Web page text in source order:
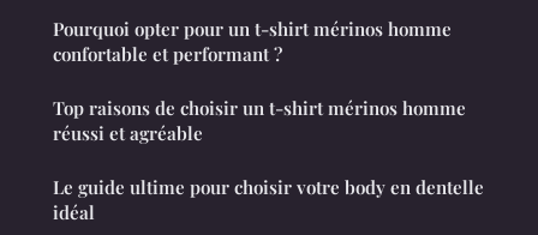
Pourquoi opter pour un t-shirt mérinos homme
confortable et performant ?
Top raisons de choisir un t-shirt mérinos homme
réussi et agréable
Le guide ultime pour choisir votre body en dentelle
idéal